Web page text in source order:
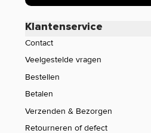
Klantenservice
Contact
Veelgestelde vragen
Bestellen
Betalen
Verzenden & Bezorgen
Retourneren of defect